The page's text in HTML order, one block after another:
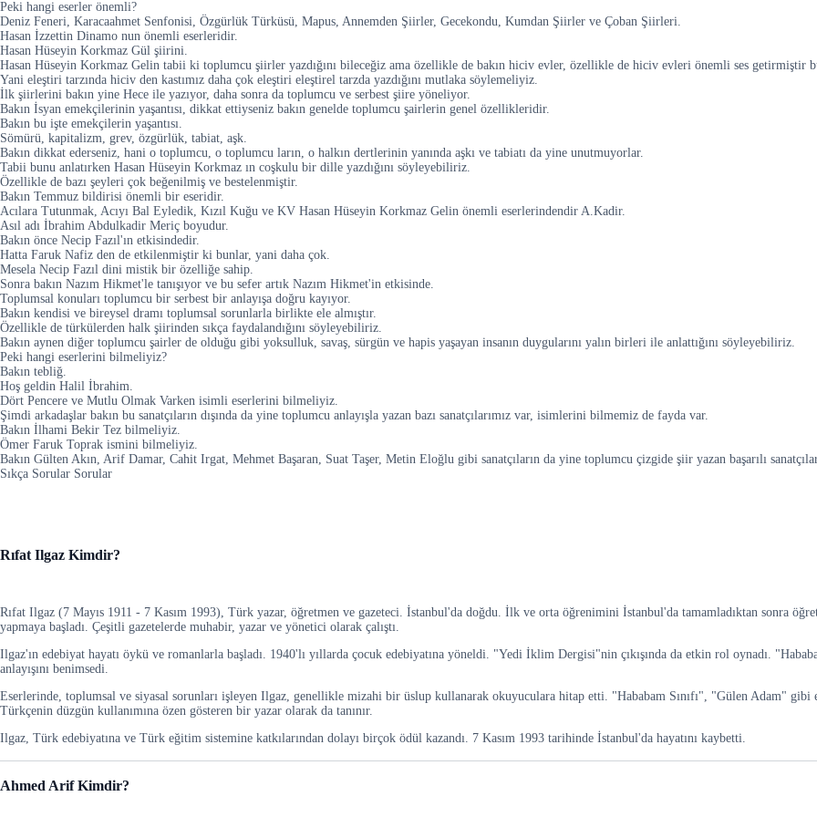
Peki hangi eserler önemli?
Deniz Feneri, Karacaahmet Senfonisi, Özgürlük Türküsü, Mapus, Annemden Şiirler, Gecekondu, Kumdan Şiirler ve Çoban Şiirleri.
Hasan İzzettin Dinamo nun önemli eserleridir.
Hasan Hüseyin Korkmaz Gül şiirini.
Hasan Hüseyin Korkmaz Gelin tabii ki toplumcu şiirler yazdığını bileceğiz ama özellikle de bakın hiciv evler, özellikle de hiciv evleri önemli ses getirmiştir
Yani eleştiri tarzında hiciv den kastımız daha çok eleştiri eleştirel tarzda yazdığını mutlaka söylemeliyiz.
İlk şiirlerini bakın yine Hece ile yazıyor, daha sonra da toplumcu ve serbest şiire yöneliyor.
Bakın İsyan emekçilerinin yaşantısı, dikkat ettiyseniz bakın genelde toplumcu şairlerin genel özellikleridir.
Bakın bu işte emekçilerin yaşantısı.
Sömürü, kapitalizm, grev, özgürlük, tabiat, aşk.
Bakın dikkat ederseniz, hani o toplumcu, o toplumcu ların, o halkın dertlerinin yanında aşkı ve tabiatı da yine unutmuyorlar.
Tabii bunu anlatırken Hasan Hüseyin Korkmaz ın coşkulu bir dille yazdığını söyleyebiliriz.
Özellikle de bazı şeyleri çok beğenilmiş ve bestelenmiştir.
Bakın Temmuz bildirisi önemli bir eseridir.
Acılara Tutunmak, Acıyı Bal Eyledik, Kızıl Kuğu ve KV Hasan Hüseyin Korkmaz Gelin önemli eserlerindendir A.Kadir.
Asıl adı İbrahim Abdulkadir Meriç boyudur.
Bakın önce Necip Fazıl'ın etkisindedir.
Hatta Faruk Nafiz den de etkilenmiştir ki bunlar, yani daha çok.
Mesela Necip Fazıl dini mistik bir özelliğe sahip.
Sonra bakın Nazım Hikmet'le tanışıyor ve bu sefer artık Nazım Hikmet'in etkisinde.
Toplumsal konuları toplumcu bir serbest bir anlayışa doğru kayıyor.
Bakın kendisi ve bireysel dramı toplumsal sorunlarla birlikte ele almıştır.
Özellikle de türkülerden halk şiirinden sıkça faydalandığını söyleyebiliriz.
Bakın aynen diğer toplumcu şairler de olduğu gibi yoksulluk, savaş, sürgün ve hapis yaşayan insanın duygularını yalın birleri ile anlattığını söyleyebiliriz.
Peki hangi eserlerini bilmeliyiz?
Bakın tebliğ.
Hoş geldin Halil İbrahim.
Dört Pencere ve Mutlu Olmak Varken isimli eserlerini bilmeliyiz.
Şimdi arkadaşlar bakın bu sanatçıların dışında da yine toplumcu anlayışla yazan bazı sanatçılarımız var, isimlerini bilmemiz de fayda var.
Bakın İlhami Bekir Tez bilmeliyiz.
Ömer Faruk Toprak ismini bilmeliyiz.
Bakın Gülten Akın, Arif Damar, Cahit Irgat, Mehmet Başaran, Suat Taşer, Metin Eloğlu gibi sanatçıların da yine toplumcu çizgide şiir yazan başarılı
Sıkça Sorular Sorular
Rıfat Ilgaz Kimdir?
Rıfat Ilgaz (7 Mayıs 1911 - 7 Kasım 1993), Türk yazar, öğretmen ve gazeteci. İstanbul'da doğdu. İlk ve orta öğrenimini İstanbul'da tamamladıktan sonra
yapmaya başladı. Çeşitli gazetelerde muhabir, yazar ve yönetici olarak çalıştı.
Ilgaz'ın edebiyat hayatı öykü ve romanlarla başladı. 1940'lı yıllarda çocuk edebiyatına yöneldi. "Yedi İklim Dergisi"nin çıkışında da etkin rol oynadı.
anlayışını benimsedi.
Eserlerinde, toplumsal ve siyasal sorunları işleyen Ilgaz, genellikle mizahi bir üslup kullanarak okuyuculara hitap etti. "Hababam Sınıfı", "Gülen Adam" gibi
Türkçenin düzgün kullanımına özen gösteren bir yazar olarak da tanınır.
Ilgaz, Türk edebiyatına ve Türk eğitim sistemine katkılarından dolayı birçok ödül kazandı. 7 Kasım 1993 tarihinde İstanbul'da hayatını kaybetti.
Ahmed Arif Kimdir?